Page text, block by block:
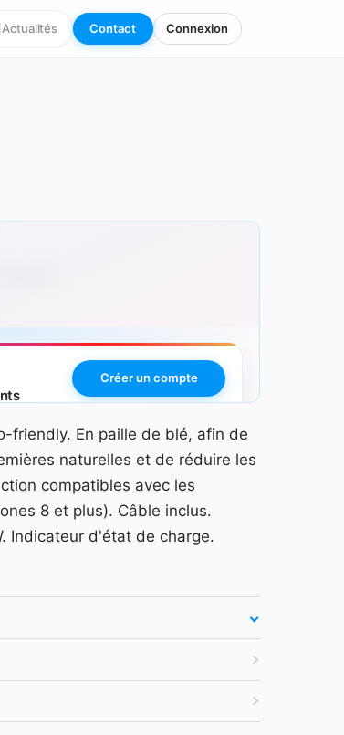
Actualités Contact Connexion
Créer un compte
friendly. En paille de blé, afin de
naturelles et de réduire les
compatibles avec les
8 et plus). Câble inclus.
Indicateur d'état de charge.